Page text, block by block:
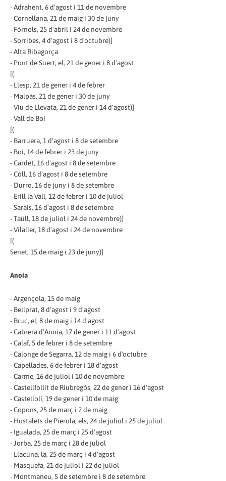
- Adrahent, 6 d'agost i 11 de novembre
- Cornellana, 21 de maig i 30 de juny
- Fórnols, 25 d'abril i 24 de novembre
- Sorribes, 4 d'agost i 8 d'octubre)]
- Alta Ribagorça
- Pont de Suert, el, 21 de gener i 8 d'agost
[(
- Llesp, 21 de gener i 4 de febrer
- Malpàs, 21 de gener i 30 de juny
- Viu de Llevata, 21 de gener i 14 d'agost)]
- Vall de Boí
[(
- Barruera, 1 d'agost i 8 de setembre
- Boí, 14 de febrer i 23 de juny
- Cardet, 16 d'agost i 8 de setembre
- Cóll, 16 d'agost i 8 de setembre
- Durro, 16 de juny i 8 de setembre
- Erill la Vall, 12 de febrer i 10 de juliol
- Saraís, 16 d'agost i 8 de setembre
- Taüll, 18 de juliol i 24 de novembre)]
- Vilaller, 18 d'agost i 24 de novembre
[(
Senet, 15 de maig i 23 de juny)]
Anoia
- Argençola, 15 de maig
- Bellprat, 8 d'agost i 9 d'agost
- Bruc, el, 8 de maig i 14 d'agost
- Cabrera d'Anoia, 17 de gener i 11 d'agost
- Calaf, 5 de febrer i 8 de setembre
- Calonge de Segarra, 12 de maig i 6 d'octubre
- Capellades, 6 de febrer i 18 d'agost
- Carme, 16 de juliol i 10 de novembre
- Castellfollit de Riubregós, 22 de gener i 16 d'agost
- Castellolí, 19 de gener i 10 de maig
- Copons, 25 de març i 2 de maig
- Hostalets de Pierola, els, 24 de juliol i 25 de juliol
- Igualada, 25 de març i 25 d'agost
- Jorba, 25 de març i 28 de juliol
- Llacuna, la, 25 de març i 4 d'agost
- Masquefa, 21 de juliol i 22 de juliol
- Montmaneu, 5 de setembre i 8 de setembre